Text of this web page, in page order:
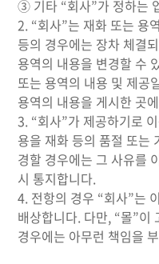
③ 기타 “회사”가 정하는
2. “회사”는 재화 또는 용
등의 경우에는 장차 체결
용역의 내용을 변경할 수
또는 용역의 내용 및 제공
용역의 내용을 게시한 곳
3. “회사”가 제공하기로
용을 재화 등의 품절 또는
경할 경우에는 그 사유를
시 통지합니다.
4. 전항의 경우 “회사”는
배상합니다. 다만, “몰”이
경우에는 아무런 책임을